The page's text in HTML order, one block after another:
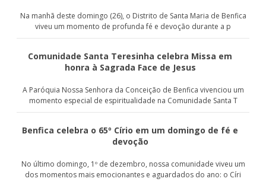
Na manhã deste domingo (26), o Distrito de Santa Maria de Benfica
viveu um momento de profunda fé e devoção durante a p
Comunidade Santa Teresinha celebra Missa em
honra à Sagrada Face de Jesus
A Paróquia Nossa Senhora da Conceição de Benfica vivenciou um
momento especial de espiritualidade na Comunidade Santa T
Benfica celebra o 65º Círio em um domingo de fé e
devoção
No último domingo, 1º de dezembro, nossa comunidade viveu um
dos momentos mais emocionantes e aguardados do ano: o Círi